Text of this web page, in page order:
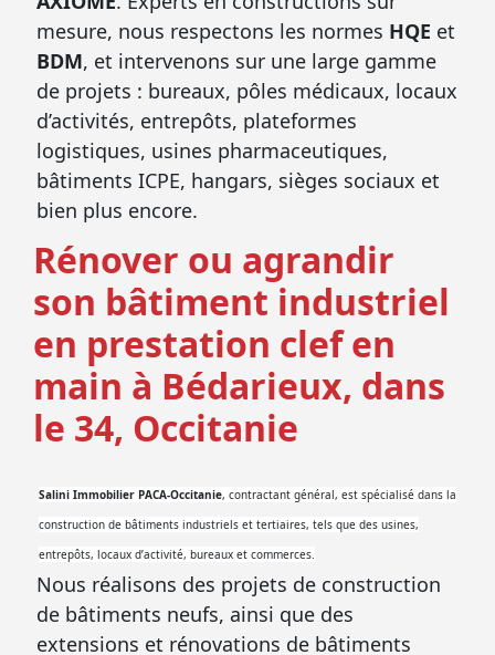
mesure, nous respectons les normes HQE et
BDM, et intervenons sur une large gamme
de projets : bureaux, pôles médicaux, locaux
d’activités, entrepôts, plateformes
logistiques, usines pharmaceutiques,
bâtiments ICPE, hangars, sièges sociaux et
bien plus encore.
Rénover ou agrandir
son bâtiment industriel
en prestation clef en
main à Bédarieux, dans
le 34, Occitanie
Salini Immobilier PACA-Occitanie, contractant général, est spécialisé dans la
construction de bâtiments industriels et tertiaires, tels que des usines,
entrepôts, locaux d’activité, bureaux et commerces.
Nous réalisons des projets de construction
de bâtiments neufs, ainsi que des
extensions et rénovations de bâtiments